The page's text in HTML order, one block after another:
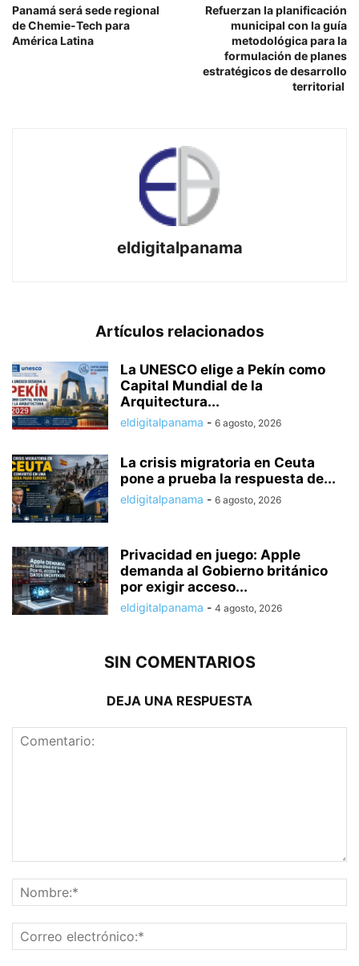
Panamá será sede regional
de Chemie-Tech para
América Latina
Refuerzan la planificación
municipal con la guía
metodológica para la
formulación de planes
estratégicos de desarrollo
territorial
eldigitalpanama
Artículos relacionados
La UNESCO elige a Pekín como
Capital Mundial de la
Arquitectura...
eldigitalpanama - 6 agosto, 2026
La crisis migratoria en Ceuta
pone a prueba la respuesta de...
eldigitalpanama - 6 agosto, 2026
Privacidad en juego: Apple
demanda al Gobierno británico
por exigir acceso...
eldigitalpanama - 4 agosto, 2026
SIN COMENTARIOS
DEJA UNA RESPUESTA